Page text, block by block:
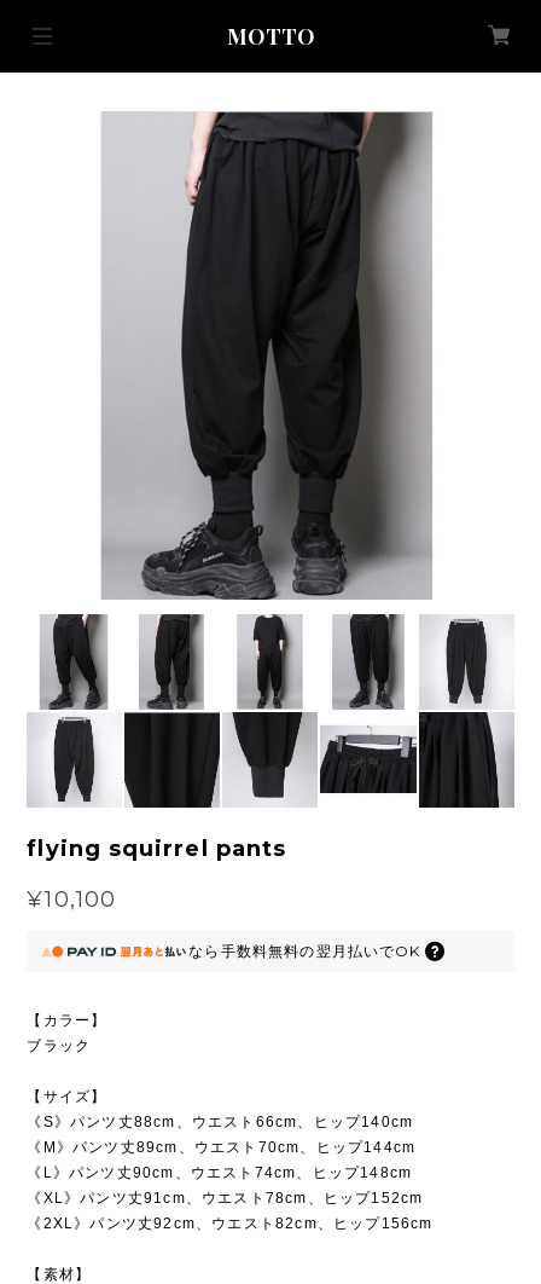
MOTTO
flying squirrel pants
¥10,100
なら 手数料無料の翌月払いでOK
【カラー】
ブラック
【サイズ】
《S》パンツ丈88cm、ウエスト66cm、ヒップ140cm
《M》パンツ丈89cm、ウエスト70cm、ヒップ144cm
《L》パンツ丈90cm、ウエスト74cm、ヒップ148cm
《XL》パンツ丈91cm、ウエスト78cm、ヒップ152cm
《2XL》パンツ丈92cm、ウエスト82cm、ヒップ156cm
【素材】